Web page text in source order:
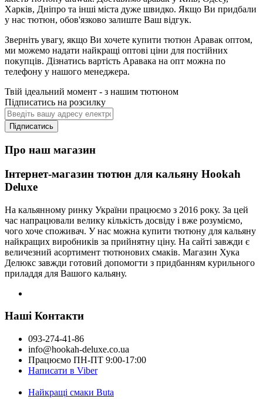
Харків, Дніпро та інші міста дуже швидко. Якщо Ви придбали
у нас тютюн, обов'язково залиште Ваш відгук.
Зверніть увагу, якщо Ви хочете купити тютюн Аравак оптом,
ми можемо надати найкращі оптові ціни для постійних
покупців. Дізнатись вартість Аравака на опт можна по
телефону у нашого менеджера.
Твій ідеальний момент - з нашим тютюном
Підписатись на розсилку
Підписатись
Про наш магазин
Інтернет-магазин тютюн для кальяну Hookah
Deluxe
На кальянному ринку України працюємо з 2016 року. За цей
час напрацювали велику кількість досвіду і вже розуміємо,
чого хоче споживач. У нас можна купити тютюну для кальяну
найкращих виробників за прийнятну ціну. На сайті завжди є
величезний асортимент тютюнових смаків. Магазин Хука
Делюкс завжди готовий допомогти з придбанням курильного
приладдя для Вашого кальяну.
Наші Контакти
093-274-41-86
info@hookah-deluxe.co.ua
Працюємо ПН-ПТ 9:00-17:00
Написати в Viber
Найкращі смаки Buta